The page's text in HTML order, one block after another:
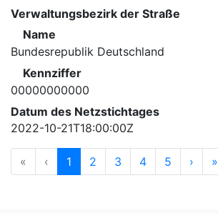
Verwaltungsbezirk der Straße
Name
Bundesrepublik Deutschland
Kennziffer
00000000000
Datum des Netzstichtages
2022-10-21T18:00:00Z
« ‹ 1 2 3 4 5 › »